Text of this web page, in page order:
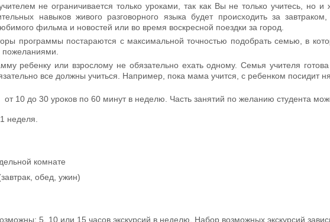
не ограничивается только уроками, так как Вы не только учитесь, но
навыков живого разговорного языка будет происходить за
фильма и новостей или во время воскресной поездки за город.
программы постараются с максимальной точностью подобрать семью, в
пожеланиями.
ребенку или взрослому не обязательно ехать одному. Семья учителя
все должны учиться. Например, пока мама учится, с ребенком посидит
от 10 до 30 уроков по 60 минут в неделю. Часть занятий по желанию студента
неделя.
комнате
обед, ужин)
5, 10 или 15 часов экскурсий в неделю. Набор возможных экскурсий